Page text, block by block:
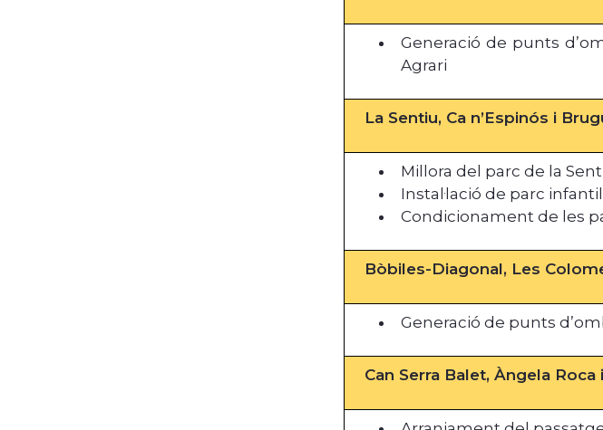
Generació de punts
Agrari
La Sentiu, Ca n’Espinós i
Millora del parc de la
Instal·lació de parc
Condicionament de les
Bòbiles-Diagonal, Les
Generació de punts
Can Serra Balet, Àngela Roca